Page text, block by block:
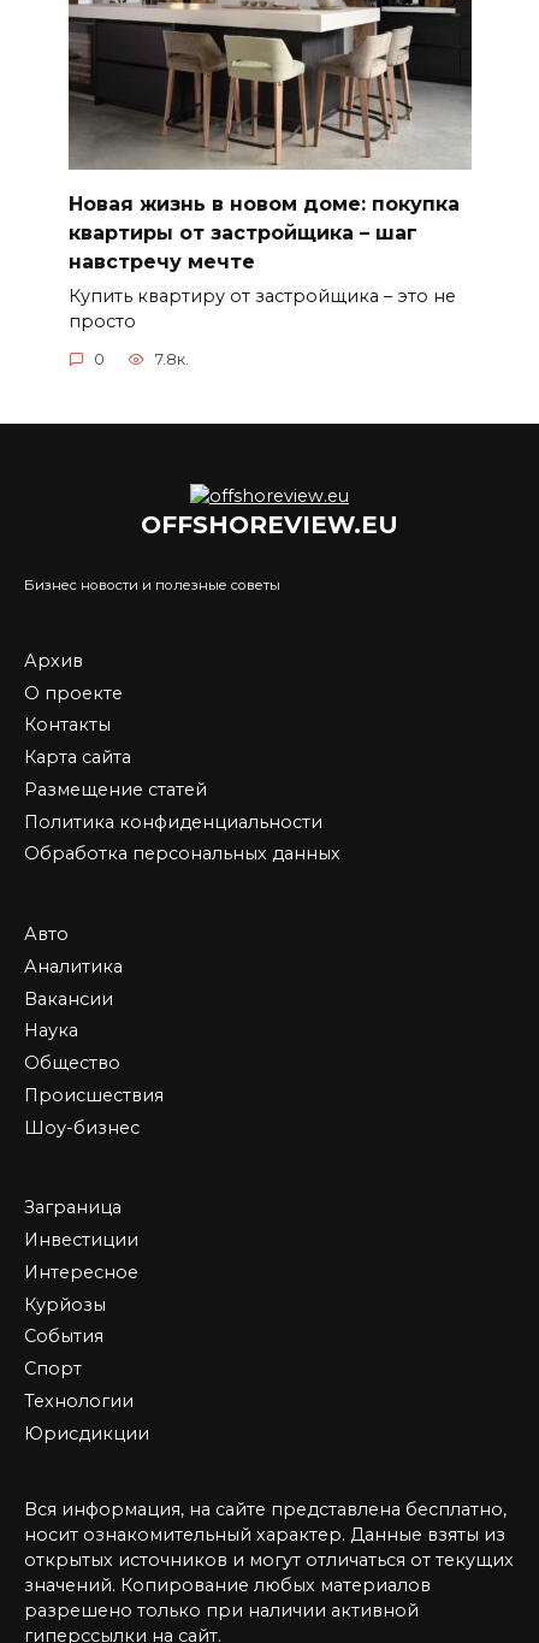
Новая жизнь в новом доме: покупка
квартиры от застройщика – шаг
навстречу мечте
Купить квартиру от застройщика – это не
просто
0 7.8к.
OFFSHOREVIEW.EU
Бизнес новости и полезные советы
Архив
О проекте
Контакты
Карта сайта
Размещение статей
Политика конфиденциальности
Обработка персональных данных
Авто
Аналитика
Вакансии
Наука
Общество
Происшествия
Шоу-бизнес
Заграница
Инвестиции
Интересное
Курйозы
События
Спорт
Технологии
Юрисдикции
Вся информация, на сайте представлена бесплатно,
носит ознакомительный характер. Данные взяты из
открытых источников и могут отличаться от текущих
значений. Копирование любых материалов
разрешено только при наличии активной
гиперссылки на сайт.